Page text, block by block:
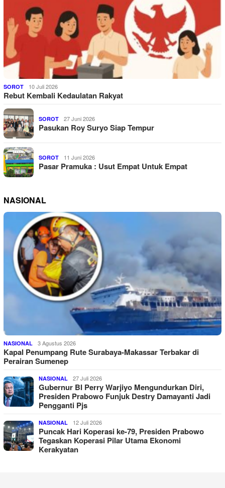
SOROT 10 Juli 2026
Rebut Kembali Kedaulatan Rakyat
SOROT 27 Juni 2026
Pasukan Roy Suryo Siap Tempur
SOROT 11 Juni 2026
Pasar Pramuka : Usut Empat Untuk Empat
NASIONAL
NASIONAL 3 Agustus 2026
Kapal Penumpang Rute Surabaya-Makassar Terbakar di
Perairan Sumenep
NASIONAL 27 Juli 2026
Gubernur BI Perry Warjiyo Mengundurkan Diri,
Presiden Prabowo Funjuk Destry Damayanti Jadi
Pengganti Pjs
NASIONAL 12 Juli 2026
Puncak Hari Koperasi ke-79, Presiden Prabowo
Tegaskan Koperasi Pilar Utama Ekonomi
Kerakyatan